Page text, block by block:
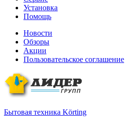
Установка
Помощь
Новости
Обзоры
Акции
Пользовательское соглашение
Бытовая техника Körting